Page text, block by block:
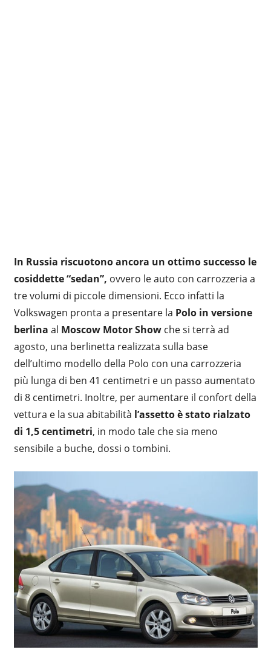
In Russia riscuotono ancora un ottimo successo le
cosiddette “sedan”, ovvero le auto con carrozzeria a
tre volumi di piccole dimensioni. Ecco infatti la
Volkswagen pronta a presentare la Polo in versione
berlina al Moscow Motor Show che si terrà ad
agosto, una berlinetta realizzata sulla base
dell’ultimo modello della Polo con una carrozzeria
più lunga di ben 41 centimetri e un passo aumentato
di 8 centimetri. Inoltre, per aumentare il confort della
vettura e la sua abitabilità l’assetto è stato rialzato
di 1,5 centimetri, in modo tale che sia meno
sensibile a buche, dossi o tombini.